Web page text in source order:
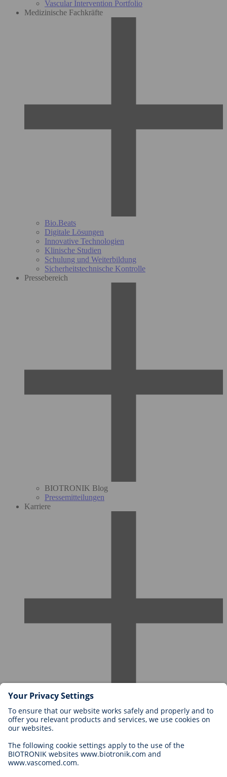
Vascular Intervention Portfolio
Medizinische Fachkräfte
Bio.Beats
Digitale Lösungen
Innovative Technologien
Klinische Studien
Schulung und Weiterbildung
Sicherheitstechnische Kontrolle
Pressebereich
BIOTRONIK Blog
Pressemitteilungen
Karriere
Karriere bei BIOTRONIK
Einstieg
Bewerbung
Karrierechancen